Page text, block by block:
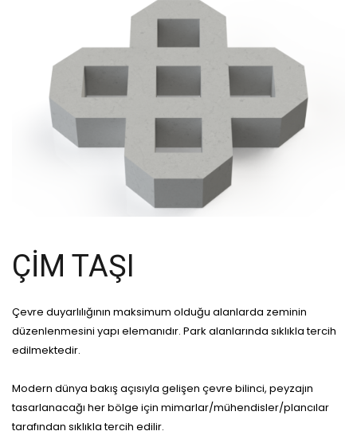
ÇIM TAŞI
Çevre duyarlılığının maksimum olduğu alanlarda zeminin
düzenlenmesini yapı elemanıdır. Park alanlarında sıklıkla tercih
edilmektedir.
Modern dünya bakış açısıyla gelişen çevre bilinci, peyzajın
tasarlanacağı her bölge için mimarlar/mühendisler/plancılar
tarafından sıklıkla tercih edilir.